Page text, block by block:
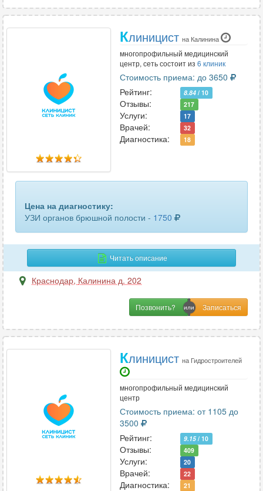
Клиницист на Калинина
многопрофильный медицинский
центр, сеть состоит из 6 клиник
Стоимость приема: до 3650
Рейтинг:
8.84 / 10
Отзывы: 217
Услуги: 17
Врачей: 32
Диагностика: 18
Цена на диагностику:
УЗИ органов брюшной полости - 1750
Читать описание
Краснодар, Калинина д. 202
Позвонить?
Клиницист на Гидростроителей
многопрофильный медицинский
центр
Стоимость приема: от 1105 до
3500
Рейтинг:
9.15/ 10
Отзывы: 409
Услуги: 20
Врачей: 22
Диагностика: 21